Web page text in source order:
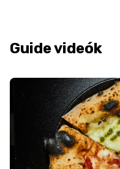
Guide videók